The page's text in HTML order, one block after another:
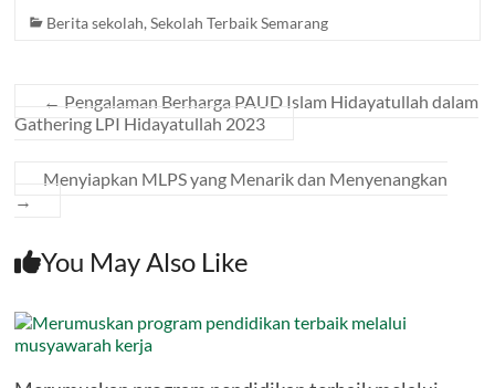
Berita sekolah,Sekolah Terbaik Semarang
← Pengalaman Berharga PAUD Islam Hidayatullah dalam
Gathering LPI Hidayatullah 2023
Menyiapkan MLPS yang Menarik dan Menyenangkan
→
You May Also Like